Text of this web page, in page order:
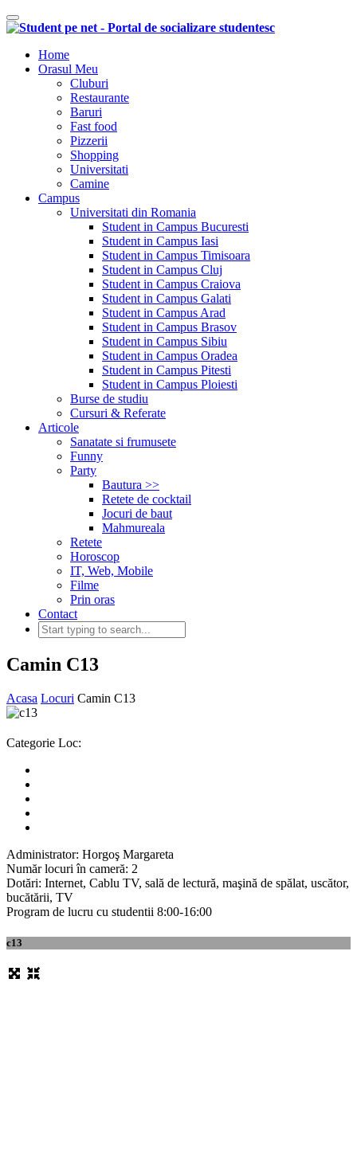
Comutare navigare
Home
Orasul Meu
Cluburi
Restaurante
Baruri
Fast food
Pizzerii
Shopping
Universitati
Camine
Campus
Universitati din Romania
Student in Campus Bucuresti
Student in Campus Iasi
Student in Campus Timisoara
Student in Campus Cluj
Student in Campus Craiova
Student in Campus Galati
Student in Campus Arad
Student in Campus Brasov
Student in Campus Sibiu
Student in Campus Oradea
Student in Campus Pitesti
Student in Campus Ploiesti
Burse de studiu
Cursuri & Referate
Articole
Sanatate si frumusete
Funny
Party
Bautura >>
Retete de cocktail
Jocuri de baut
Mahmureala
Retete
Horoscop
IT, Web, Mobile
Filme
Prin oras
Contact
Camin C13
Acasa Locuri Camin C13
Categorie Loc:
Administrator: Horgoş Margareta
Număr locuri în cameră: 2
Dotări: Internet, Cablu TV, sală de lectură, maşină de spălat, uscător,
bucătării, TV
Program de lucru cu studentii 8:00-16:00
c13